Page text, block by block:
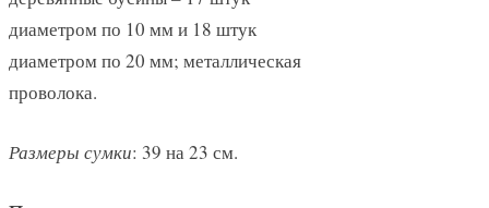
диаметром по 10 мм и 18 штук
диаметром по 20 мм; металлическая
проволока.
Размеры сумки: 39 на 23 см.